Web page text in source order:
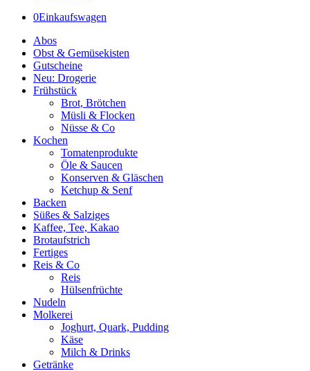
0Einkaufswagen
Abos
Obst & Gemüsekisten
Gutscheine
Neu: Drogerie
Frühstück
Brot, Brötchen
Müsli & Flocken
Nüsse & Co
Kochen
Tomatenprodukte
Öle & Saucen
Konserven & Gläschen
Ketchup & Senf
Backen
Süßes & Salziges
Kaffee, Tee, Kakao
Brotaufstrich
Fertiges
Reis & Co
Reis
Hülsenfrüchte
Nudeln
Molkerei
Joghurt, Quark, Pudding
Käse
Milch & Drinks
Getränke